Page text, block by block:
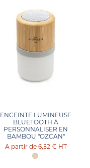
ENCEINTE LUMINEUSE
BLUETOOTH À
PERSONNALISER EN
BAMBOU "OZCAN"
6,52 € HT